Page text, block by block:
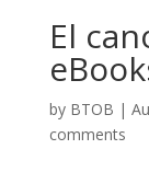
El
by BTOB |
comments